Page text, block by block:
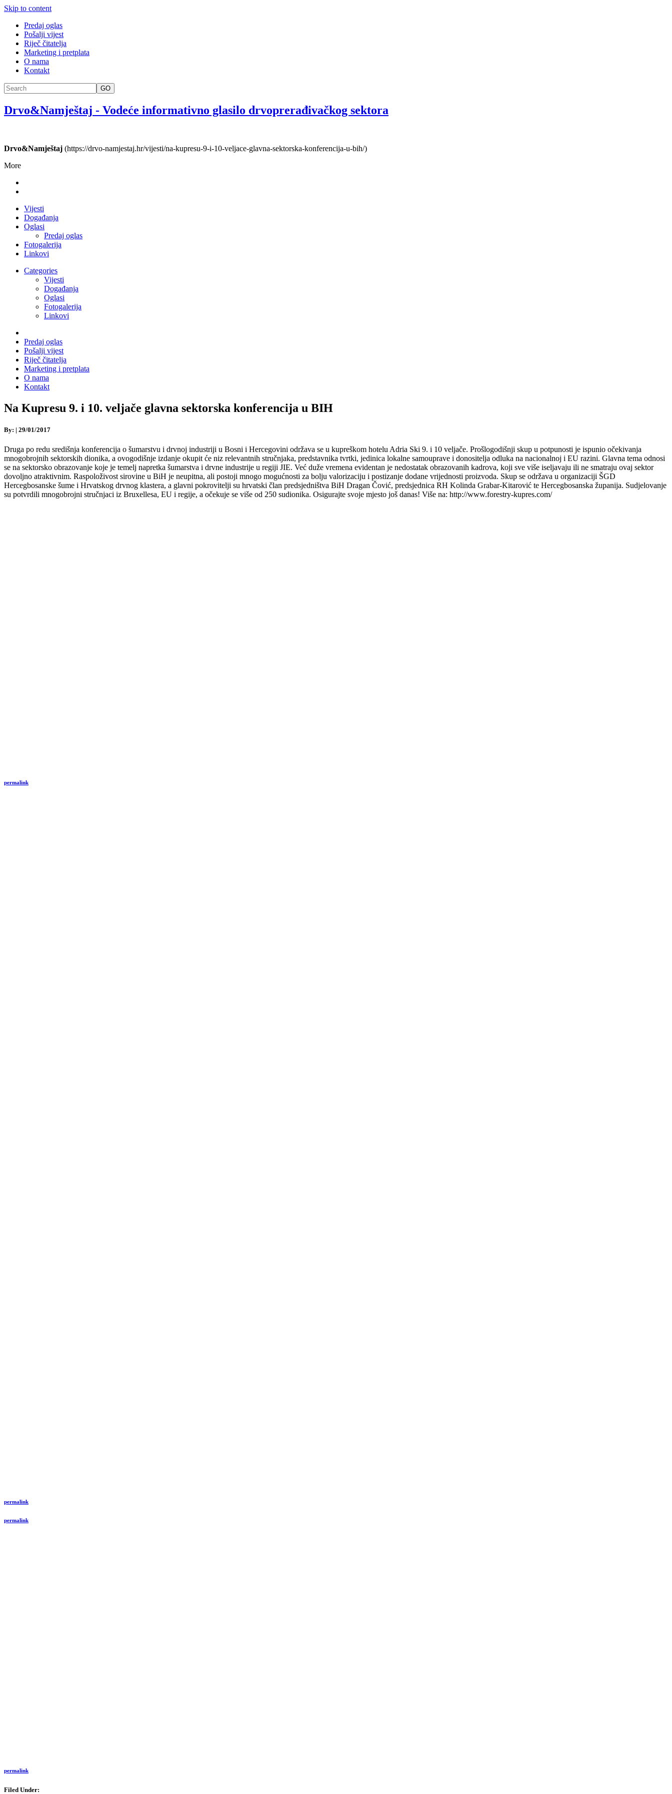
Skip to content
Predaj oglas
Pošalji vijest
Riječ čitatelja
Marketing i pretplata
O nama
Kontakt
GO
Drvo&Namještaj - Vodeće informativno glasilo drvoprerađivačkog sektora
Drvo&Namještaj (https://drvo-namjestaj.hr/vijesti/na-kupresu-9-i-10-veljace-glavna-sektorska-konferencija-u-bih/)
More
Vijesti
Događanja
Oglasi
Predaj oglas
Fotogalerija
Linkovi
Categories
Vijesti
Događanja
Oglasi
Fotogalerija
Linkovi
Predaj oglas
Pošalji vijest
Riječ čitatelja
Marketing i pretplata
O nama
Kontakt
Na Kupresu 9. i 10. veljače glavna sektorska konferencija u BIH
By: | 29/01/2017
Druga po redu središnja konferencija o šumarstvu i drvnoj industriji u Bosni i Hercegovini održava se u kupreškom hotelu Adria Ski 9. i 10 veljače. Prošlogodišnji skup u potpunosti je ispunio očekivanja
mnogobrojnih sektorskih dionika, a ovogodišnje izdanje okupit će niz relevantnih stručnjaka, predstavnika tvrtki, jedinica lokalne samouprave i donositelja odluka na nacionalnoj i EU razini. Glavna tema odnosi
se na sektorsko obrazovanje koje je temelj napretka šumarstva i drvne industrije u regiji JIE. Već duže vremena evidentan je nedostatak obrazovanih kadrova, koji sve više iseljavaju ili ne smatraju ovaj sektor
dovoljno atraktivnim. Raspoloživost sirovine u BiH je neupitna, ali postoji mnogo mogućnosti za bolju valorizaciju i postizanje dodane vrijednosti proizvoda. Skup se održava u organizaciji ŠGD
Hercegbosanske šume i Hrvatskog drvnog klastera, a glavni pokrovitelji su hrvatski član predsjedništva BiH Dragan Čović, predsjednica RH Kolinda Grabar-Kitarović te Hercegbosanska županija. Sudjelovanje
su potvrdili mnogobrojni stručnjaci iz Bruxellesa, EU i regije, a očekuje se više od 250 sudionika. Osigurajte svoje mjesto još danas! Više na: http://www.forestry-kupres.com/
permalink
permalink
permalink
permalink
Filed Under: